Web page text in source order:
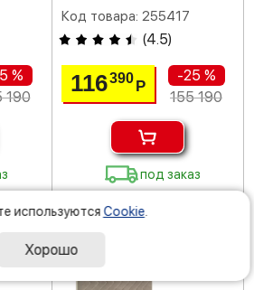
%
190
Код товара: 255417
(4.5)
116390 Р
-25 %
155 190
под заказ
используются Cookie
Хорошо